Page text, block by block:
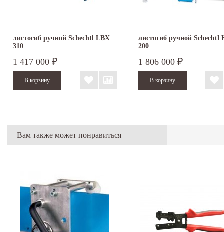
листогиб ручной Schechtl LBX
310
1 417 000 ₽
листогиб ручной Schechtl
200
1 806 000 ₽
Вам также может понравиться